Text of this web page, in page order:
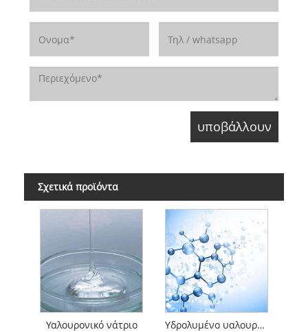
Σχετικά προϊόντα
Υαλουρονικό νάτριο Υδρολυμένο υαλουρονικό νάτριο